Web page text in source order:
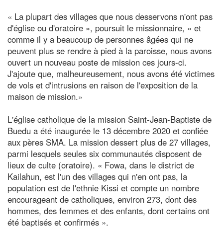
« La plupart des villages que nous desservons n'ont pas
d'église ou d'oratoire », poursuit le missionnaire, « et
comme il y a beaucoup de personnes âgées qui ne
peuvent plus se rendre à pied à la paroisse, nous avons
ouvert un nouveau poste de mission ces jours-ci.
J'ajoute que, malheureusement, nous avons été victimes
de vols et d'intrusions en raison de l'exposition de la
maison de mission.»
L'église catholique de la mission Saint-Jean-Baptiste de
Buedu a été inaugurée le 13 décembre 2020 et confiée
aux pères SMA. La mission dessert plus de 27 villages,
parmi lesquels seules six communautés disposent de
lieux de culte (oratoire). « Fowa, dans le district de
Kailahun, est l'un des villages qui n'en ont pas, la
population est de l'ethnie Kissi et compte un nombre
encourageant de catholiques, environ 273, dont des
hommes, des femmes et des enfants, dont certains ont
été baptisés et confirmés ».